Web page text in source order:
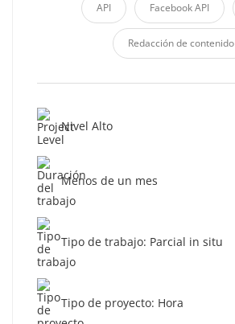
API Facebook API
Redacción de contenido
Nivel Alto
Menos de un mes
Tipo de trabajo: Parcial in situ
Tipo de proyecto: Hora